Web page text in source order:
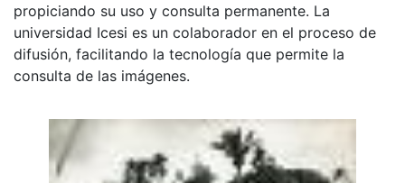
propiciando su uso y consulta permanente. La
universidad Icesi es un colaborador en el proceso de
difusión, facilitando la tecnología que permite la
consulta de las imágenes.